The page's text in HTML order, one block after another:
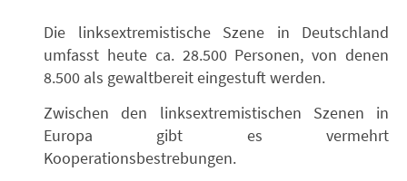
Die linksextremistische Szene in Deutschland
umfasst heute ca. 28.500 Personen, von denen
8.500 als gewaltbereit eingestuft werden.
Zwischen den linksextremistischen Szenen in
Europa gibt es vermehrt
Kooperationsbestrebungen.